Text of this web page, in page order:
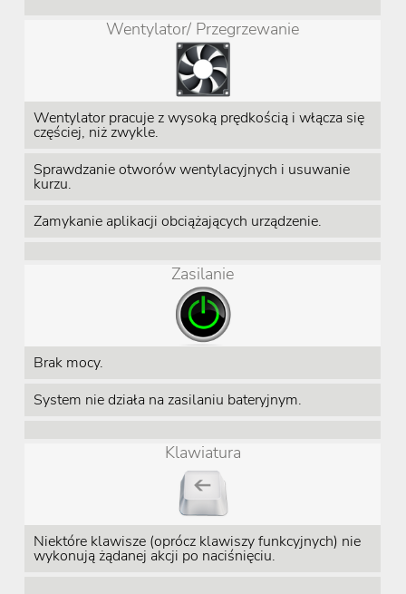
Wentylator/ Przegrzewanie
Wentylator pracuje z wysoką prędkością i włącza się
częściej, niż zwykle.
Sprawdzanie otworów wentylacyjnych i usuwanie
kurzu.
Zamykanie aplikacji obciążających urządzenie.
Zasilanie
Brak mocy.
System nie działa na zasilaniu bateryjnym.
Klawiatura
Niektóre klawisze (oprócz klawiszy funkcyjnych) nie
wykonują żądanej akcji po naciśnięciu.